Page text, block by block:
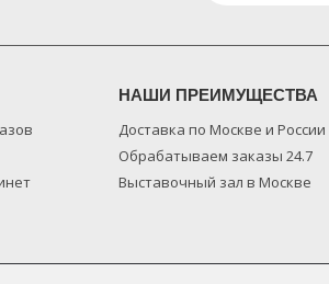
НАШИ ПРЕИМУЩЕСТВА
Доставка по Москве и России
Обрабатываем заказы 24.7
Выставочный зал в Москве